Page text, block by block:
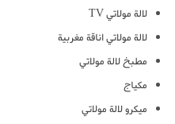
لالة مولاتي TV
لالة مولاتي اناقة مغربية
مطبخ لالة مولاتي
مكياج
ميكرو لالة مولاتي